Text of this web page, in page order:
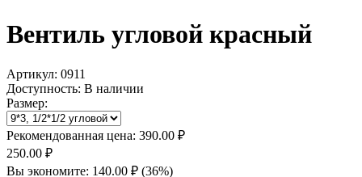
Вентиль угловой красный
Артикул: 0911
Доступность: В наличии
Размер:
Рекомендованная цена: 390.00 ₽
250.00 ₽
Вы экономите: 140.00 ₽ (36%)